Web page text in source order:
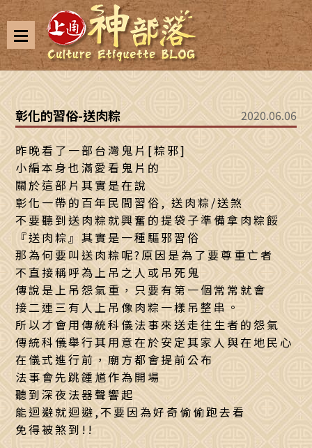
彰化的習俗-送肉粽 2020.06.06
昨晚看了一部台灣鬼片[粽邪]
小編本身也滿愛看鬼片的
關於這部片其實是在說
彰化一帶的百年民間習俗, 送肉粽/送煞
不要聽到送肉粽就興奮的提袋子準備拿肉粽餒
『送肉粽』其實是一種驅邪習俗
那為何要叫送肉粽呢?原因是為了要尊重亡者
不直接稱呼為上吊之人或吊死鬼
傳說是上吊怨氣重，只要有第一個常常就會
接二連三有人上吊像肉粽一樣吊整串。
所以才會用傳統科儀法事來送走往生者的怨氣
傳統科儀舉行其用意在於安定其家人與在地民心
在儀式進行前，廟方都會提前公布
法事會先跳鍾馗作為開場
聽到深夜法器聲響起
能迴避就迴避,不要因為好奇偷偷跑去看
免得被煞到!!